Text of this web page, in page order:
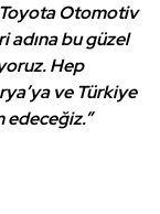
Otomotiv
adına bu güzel
Hep
ve Türkiye
edeceğiz.”